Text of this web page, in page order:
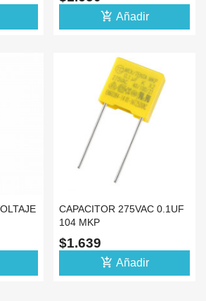
add_shopping_cart Añadir
CAPACITOR 275VAC 0.1UF
104 MKP
$1.639
add_shopping_cart Añadir